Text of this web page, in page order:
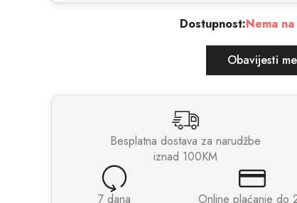
Dostupnost:Nema
Obavijesti me
Besplatna dostava za narudžbe
iznad 100KM
7 dana
Online plaćanje do